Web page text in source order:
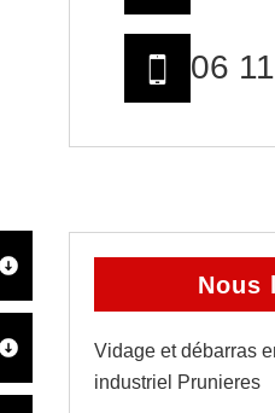
06
Nous
Vidage et débarras
industriel Prunieres